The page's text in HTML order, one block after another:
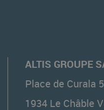
ALTIS GROUPE
Place de Curala 5
1934 Le Châble